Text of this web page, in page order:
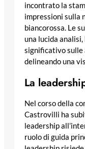
incontrato la
impressioni sulla
biancorossa. Le
una lucida
significativo sulle
delineando una
La
Nel corso della
Castrovilli ha
leadership
ruolo di guida